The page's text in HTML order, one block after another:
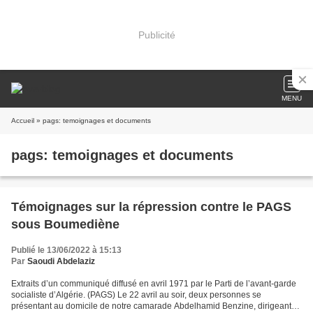
Publicité
MENU
Accueil » pags: temoignages et documents
pags: temoignages et documents
Témoignages sur la répression contre le PAGS
sous Boumediène
Publié le 13/06/2022 à 15:13
Par Saoudi Abdelaziz
Extraits d’un communiqué diffusé en avril 1971 par le Parti de l’avant-garde
socialiste d’Algérie. (PAGS) Le 22 avril au soir, deux personnes se
présentant au domicile de notre camarade Abdelhamid Benzine, dirigeant